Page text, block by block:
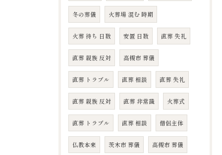
冬の葬儀 火葬場 混む 時期
火葬 待ち 日数 安置 日数 直葬 失礼
直葬 親族 反対 高槻市 葬儀
直葬 トラブル 直葬 相談 直葬 失礼
直葬 親族 反対 直葬 非常識 火葬式
直葬 トラブル 直葬 相談 僧侶主体
仏教本来 茨木市 葬儀 高槻市 葬儀